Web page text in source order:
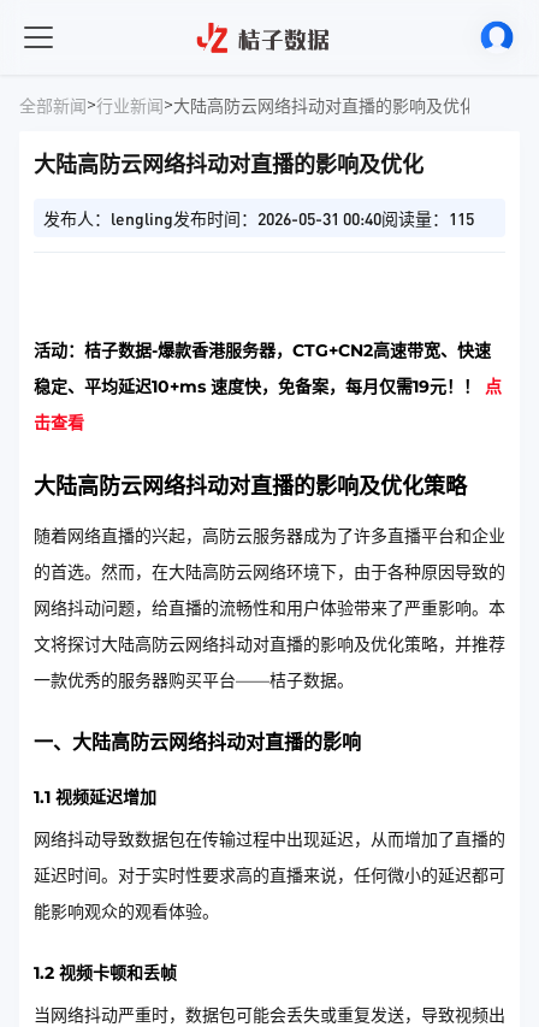
全部新闻>行业新闻>大陆高防云网络抖动对直播的影响及优化
大陆高防云网络抖动对直播的影响及优化
发布人：lengling发布时间：2026-05-31 00:40阅读量：115
活动：桔子数据-爆款香港服务器，CTG+CN2高速带宽、快速
稳定、平均延迟10+ms 速度快，免备案，每月仅需19元！！ 点
击查看
大陆高防云网络抖动对直播的影响及优化策略
随着网络直播的兴起，高防云服务器成为了许多直播平台和企业
的首选。然而，在大陆高防云网络环境下，由于各种原因导致的
网络抖动问题，给直播的流畅性和用户体验带来了严重影响。本
文将探讨大陆高防云网络抖动对直播的影响及优化策略，并推荐
一款优秀的服务器购买平台——桔子数据。
一、大陆高防云网络抖动对直播的影响
1.1 视频延迟增加
网络抖动导致数据包在传输过程中出现延迟，从而增加了直播的
延迟时间。对于实时性要求高的直播来说，任何微小的延迟都可
能影响观众的观看体验。
1.2 视频卡顿和丢帧
当网络抖动严重时，数据包可能会丢失或重复发送，导致视频出